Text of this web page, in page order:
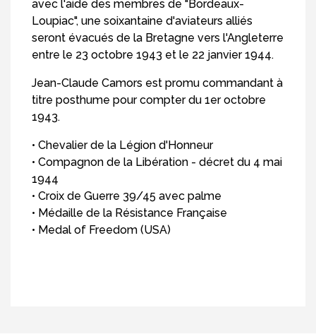
avec l'aide des membres de "Bordeaux-
Loupiac", une soixantaine d'aviateurs alliés
seront évacués de la Bretagne vers l'Angleterre
entre le 23 octobre 1943 et le 22 janvier 1944.
Jean-Claude Camors est promu commandant à
titre posthume pour compter du 1er octobre
1943.
• Chevalier de la Légion d'Honneur
• Compagnon de la Libération - décret du 4 mai
1944
• Croix de Guerre 39/45 avec palme
• Médaille de la Résistance Française
• Medal of Freedom (USA)